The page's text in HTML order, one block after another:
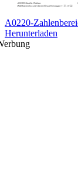
A0220-
Herunterladen